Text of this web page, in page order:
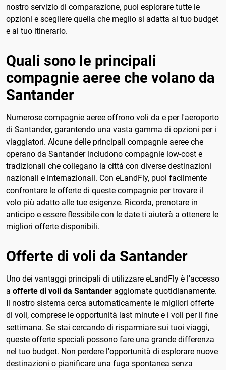
nostro servizio di comparazione, puoi esplorare tutte le
opzioni e scegliere quella che meglio si adatta al tuo budget
e al tuo itinerario.
Quali sono le principali
compagnie aeree che volano da
Santander
Numerose compagnie aeree offrono voli da e per l'aeroporto
di Santander, garantendo una vasta gamma di opzioni per i
viaggiatori. Alcune delle principali compagnie aeree che
operano da Santander includono compagnie low-cost e
tradizionali che collegano la città con diverse destinazioni
nazionali e internazionali. Con eLandFly, puoi facilmente
confrontare le offerte di queste compagnie per trovare il
volo più adatto alle tue esigenze. Ricorda, prenotare in
anticipo e essere flessibile con le date ti aiuterà a ottenere le
migliori offerte disponibili.
Offerte di voli da Santander
Uno dei vantaggi principali di utilizzare eLandFly è l'accesso
a offerte di voli da Santander aggiornate quotidianamente.
Il nostro sistema cerca automaticamente le migliori offerte
di voli, comprese le opportunità last minute e i voli per il fine
settimana. Se stai cercando di risparmiare sui tuoi viaggi,
queste offerte speciali possono fare una grande differenza
nel tuo budget. Non perdere l'opportunità di esplorare nuove
destinazioni o pianificare una fuga spontanea senza